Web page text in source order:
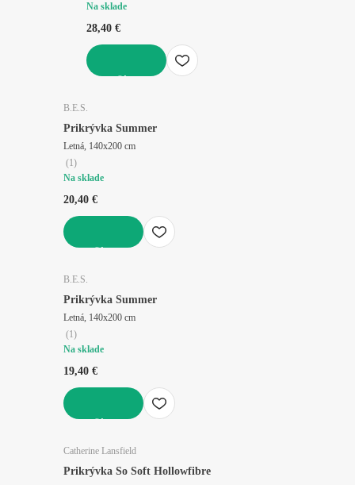
Na sklade
28,40 €
B.E.S.
Prikrývka Summer
Letná, 140x200 cm
(1)
Na sklade
20,40 €
B.E.S.
Prikrývka Summer
Letná, 140x200 cm
(1)
Na sklade
19,40 €
Catherine Lansfield
Prikrývka So Soft Hollowfibre